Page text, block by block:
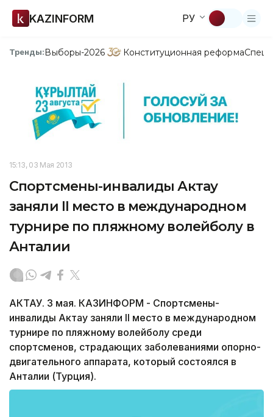
KAZINFORM РУ
Тренды:Выборы-2026 Конституционная реформа
15:13, 03 Мая 2013
Спортсмены-инвалиды Актау
заняли II место в международном
турнире по пляжному волейболу в
Анталии
АКТАУ. 3 мая. КАЗИНФОРМ - Спортсмены-
инвалиды Актау заняли II место в международном
турнире по пляжному волейболу среди
спортсменов, страдающих заболеваниями опорно-
двигательного аппарата, который состоялся в
Анталии (Турция).